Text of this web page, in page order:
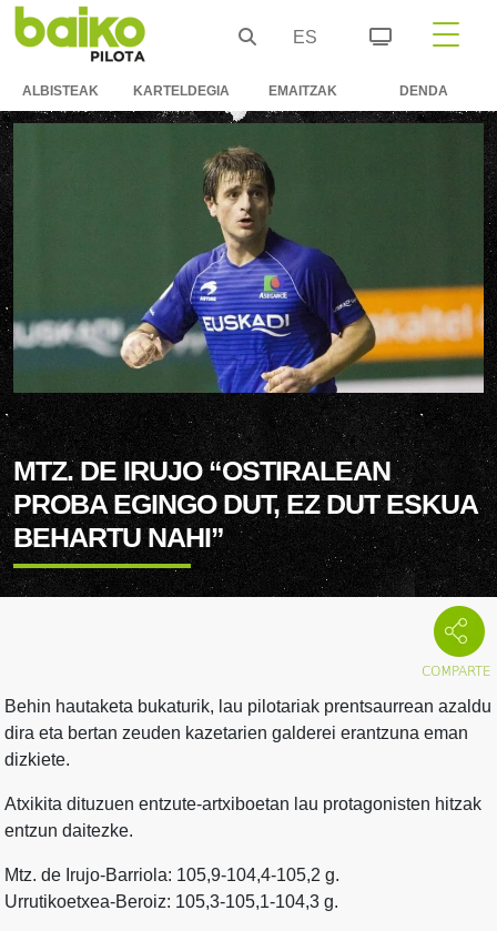
ES
ALBISTEAK KARTELDEGIA EMAITZAK DENDA
MTZ. DE IRUJO “OSTIRALEAN
PROBA EGINGO DUT, EZ DUT ESKUA
BEHARTU NAHI”
Behin hautaketa bukaturik, lau pilotariak prentsaurrean azaldu
dira eta bertan zeuden kazetarien galderei erantzuna eman
dizkiete.
Atxikita dituzuen entzute-artxiboetan lau protagonisten hitzak
entzun daitezke.
Mtz. de Irujo-Barriola: 105,9-104,4-105,2 g.
Urrutikoetxea-Beroiz: 105,3-105,1-104,3 g.